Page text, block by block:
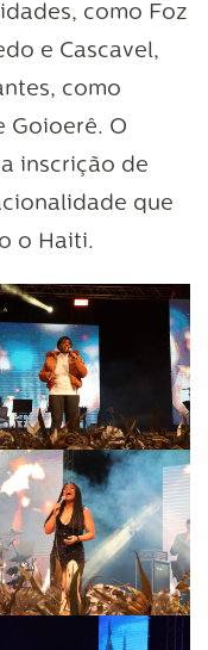
como Foz
e Cascavel,
como
Goioerê. O
inscrição de
que
o Haiti.